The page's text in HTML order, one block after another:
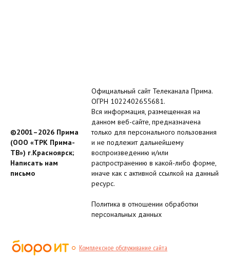
©2001–2026 Прима
(ООО «ТРК Прима-
ТВ») г.Красноярск;
Написать нам
письмо
Официальный сайт Телеканала Прима.
ОГРН 1022402655681.
Вся информация, размещенная на
данном веб-сайте, предназначена
только для персонального пользования
и не подлежит дальнейшему
воспроизведению и/или
распространению в какой-либо форме,
иначе как с активной ссылкой на данный
ресурс.
Политика в отношении обработки
персональных данных
Комплексное обслуживание сайта